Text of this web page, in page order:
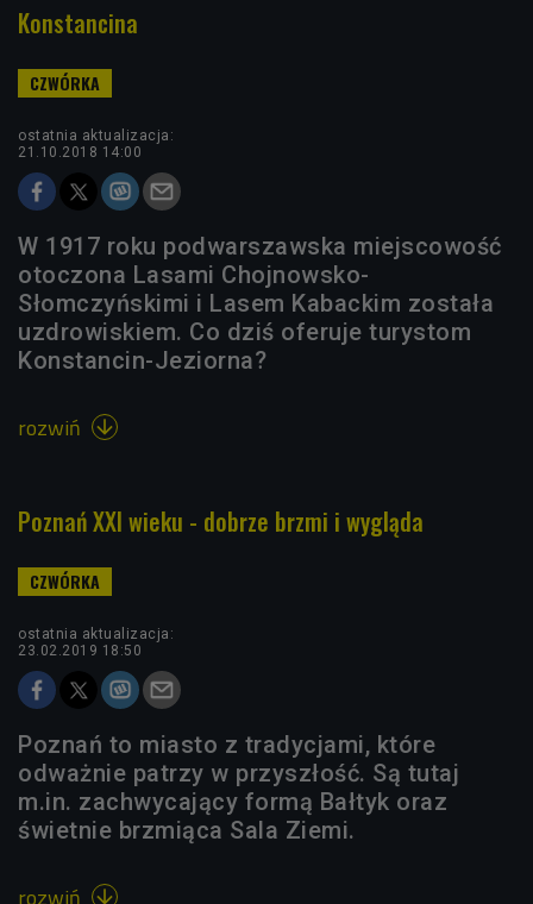
Konstancina
ostatnia aktualizacja:
21.10.2018 14:00
W 1917 roku podwarszawska miejscowość
otoczona Lasami Chojnowsko-
Słomczyńskimi i Lasem Kabackim została
uzdrowiskiem. Co dziś oferuje turystom
Konstancin-Jeziorna?
rozwiń 
Poznań XXI wieku - dobrze brzmi i wygląda
ostatnia aktualizacja:
23.02.2019 18:50
Poznań to miasto z tradycjami, które
odważnie patrzy w przyszłość. Są tutaj
m.in. zachwycający formą Bałtyk oraz
świetnie brzmiąca Sala Ziemi.
rozwiń 